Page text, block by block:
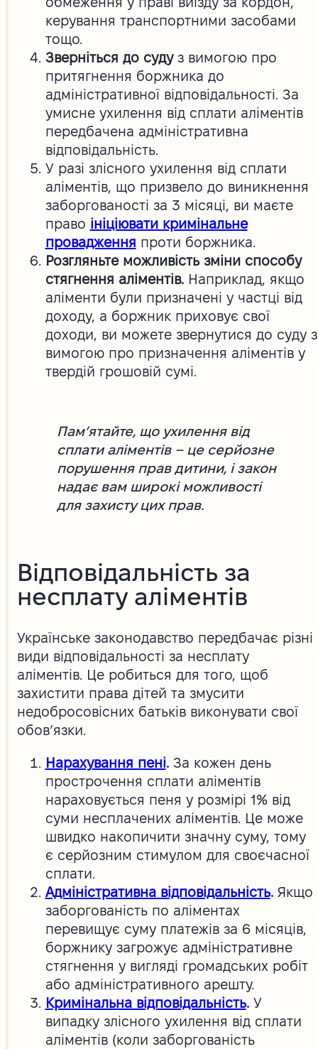
керування транспортними засобами
тощо.
Зверніться до судуз вимогою про
притягнення боржника до
адміністративної відповідальності. За
умисне ухилення від сплати аліментів
передбачена адміністративна
відповідальність.
У разі злісного ухилення від сплати
аліментів, що призвело до виникнення
заборгованості за 3 місяці, ви маєте
право ініціювати кримінальне
провадження проти боржника.
Розгляньте можливість зміни способу
стягнення аліментів.Наприклад, якщо
аліменти були призначені у частці від
доходу, а боржник приховує свої
доходи, ви можете звернутися до суду з
вимогою про призначення аліментів у
твердій грошовій сумі.
Пам’ятайте, що ухилення від
сплати аліментів – це серйозне
порушення прав дитини, і закон
надає вам широкі можливості
для захисту цих прав.
Відповідальність за
несплату аліментів
Українське законодавство передбачає різні
види відповідальності за несплату
аліментів. Це робиться для того, щоб
захистити права дітей та змусити
недобросовісних батьків виконувати свої
обов’язки.
Нарахування пені.За кожен день
прострочення сплати аліментів
нараховується пеня у розмірі 1% від
суми несплачених аліментів. Це може
швидко накопичити значну суму, тому
є серйозним стимулом для своєчасної
сплати.
Адміністративна відповідальність.Якщо
заборгованість по аліментах
перевищує суму платежів за 6 місяців,
боржнику загрожує адміністративне
стягнення у вигляді громадських робіт
або адміністративного арешту.
Кримінальна відповідальність.У
випадку злісного ухилення від сплати
аліментів (коли заборгованість